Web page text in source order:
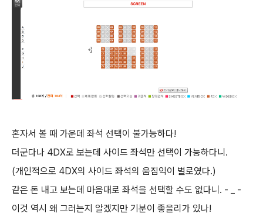
혼자서 볼 때 가운데 좌석 선택이 불가능하다!
더군다나 4DX로 보는데 사이드 좌석만 선택이 가능하다니.
(개인적으로 4DX의 사이드 좌석의 움짐익이 별로였다.)
같은 돈 내고 보는데 마음대로 좌석을 선택할 수도 없다니. - _ -
이것 역시 왜 그러는지 알겠지만 기분이 좋을리가 있나!